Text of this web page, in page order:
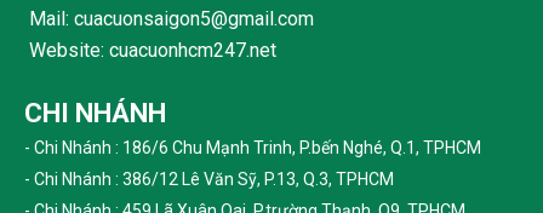
Mail: cuacuonsaigon5@gmail.com
Website: cuacuonhcm247.net
CHI NHÁNH
- Chi Nhánh : 186/6 Chu Mạnh Trinh, P.bến Nghé, Q.1, TPHCM
- Chi Nhánh : 386/12 Lê Văn Sỹ, P.13, Q.3, TPHCM